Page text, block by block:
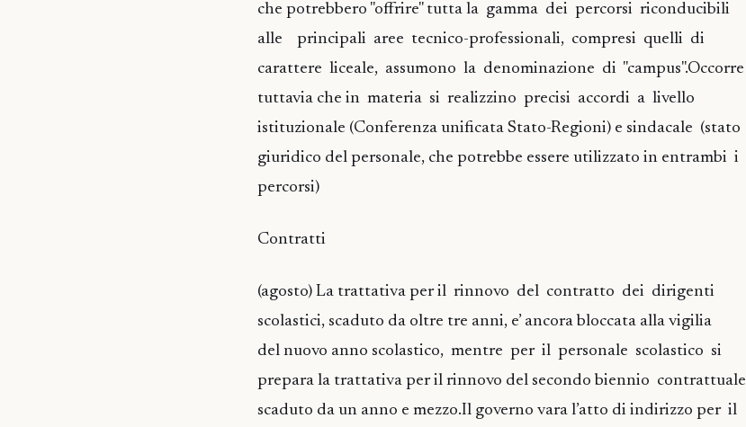
che potrebbero "offrire" tutta la gamma dei percorsi riconducibili
alle principali aree tecnico-professionali, compresi quelli di
carattere liceale, assumono la denominazione di "campus".Occorre
tuttavia che in materia si realizzino precisi accordi a livello
istituzionale (Conferenza unificata Stato-Regioni) e sindacale (stato
giuridico del personale, che potrebbe essere utilizzato in entrambi i
percorsi)
Contratti
(agosto) La trattativa per il rinnovo del contratto dei dirigenti
scolastici, scaduto da oltre tre anni, e’ ancora bloccata alla vigilia
del nuovo anno scolastico, mentre per il personale scolastico si
prepara la trattativa per il rinnovo del secondo biennio contrattuale
scaduto da un anno e mezzo.Il governo vara l’atto di indirizzo per il